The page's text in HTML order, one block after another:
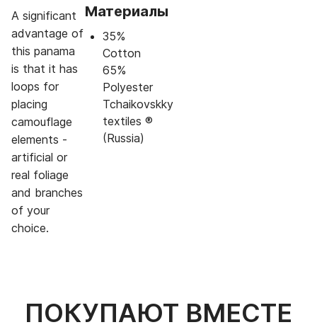
A significant
advantage of
this panama
is that it has
loops for
placing
camouflage
elements -
artificial or
real foliage
and branches
of your
choice.
Материалы
35%
Cotton
65%
Polyester
Tchaikovskky
textiles ®
(Russia)
ПОКУПАЮТ ВМЕСТЕ